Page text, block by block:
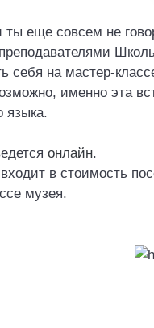
еще совсем не
себя на мастер-
именно эта
языка.
онлайн.
в стоимость
музея.